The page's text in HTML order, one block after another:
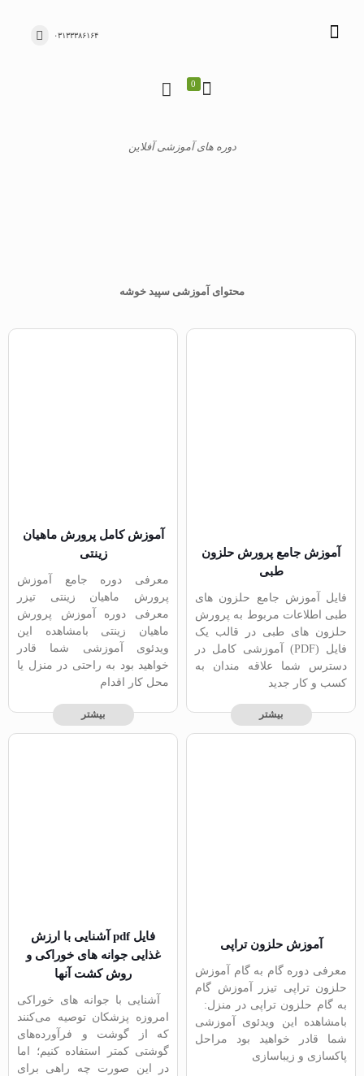
۰۳۱۳۳۳۸۶۱۶۴
0
دوره های آموزشی آفلاین
محتوای آموزشی سپید خوشه
آموزش جامع پرورش حلزون
طبی
فایل آموزش جامع حلزون های
طبی اطلاعات مربوط به پرورش
حلزون های طبی در قالب یک
فایل (PDF) آموزشی کامل در
دسترس شما علاقه مندان به
کسب و کار جدید
بیشتر
آموزش کامل پرورش ماهیان
زینتی
معرفی دوره جامع آموزش
پرورش ماهیان زینتی تیزر
معرفی دوره آموزش پرورش
ماهیان زینتی بامشاهده این
ویدئوی آموزشی شما قادر
خواهید بود به راحتی در منزل یا
محل کار اقدام
بیشتر
آموزش حلزون تراپی
معرفی دوره گام به گام آموزش
حلزون تراپی تیزر آموزش گام
به گام حلزون تراپی در منزل:
بامشاهده این ویدئوی آموزشی
شما قادر خواهید بود مراحل
پاکسازی و زیباسازی
فایل pdf آشنایی با ارزش
غذایی جوانه های خوراکی و
روش کشت آنها
آشنایی با جوانه های خوراکی
امروزه پزشکان توصیه می‌کنند
که از گوشت و فرآورده‌های
گوشتی کمتر استفاده کنیم؛ اما
در این صورت چه راهی برای